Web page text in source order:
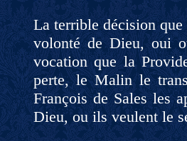
La terrible décision
volonté de Dieu, oui
vocation que la
perte, le Malin le
François de Sales les
Dieu, ou ils veulent le